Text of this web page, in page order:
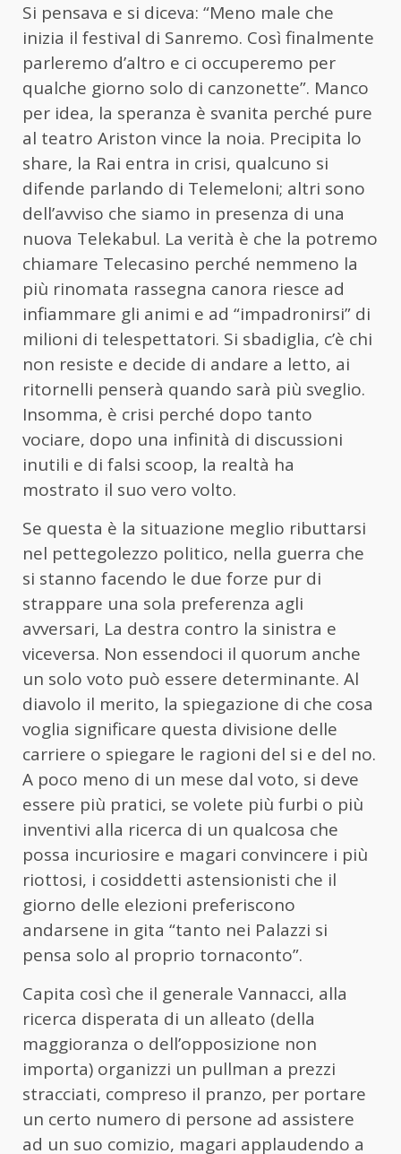
Si pensava e si diceva: “Meno male che
inizia il festival di Sanremo. Così finalmente
parleremo d’altro e ci occuperemo per
qualche giorno solo di canzonette”. Manco
per idea, la speranza è svanita perché pure
al teatro Ariston vince la noia. Precipita lo
share, la Rai entra in crisi, qualcuno si
difende parlando di Telemeloni; altri sono
dell’avviso che siamo in presenza di una
nuova Telekabul. La verità è che la potremo
chiamare Telecasino perché nemmeno la
più rinomata rassegna canora riesce ad
infiammare gli animi e ad “impadronirsi” di
milioni di telespettatori. Si sbadiglia, c’è chi
non resiste e decide di andare a letto, ai
ritornelli penserà quando sarà più sveglio.
Insomma, è crisi perché dopo tanto
vociare, dopo una infinità di discussioni
inutili e di falsi scoop, la realtà ha
mostrato il suo vero volto.
Se questa è la situazione meglio ributtarsi
nel pettegolezzo politico, nella guerra che
si stanno facendo le due forze pur di
strappare una sola preferenza agli
avversari, La destra contro la sinistra e
viceversa. Non essendoci il quorum anche
un solo voto può essere determinante. Al
diavolo il merito, la spiegazione di che cosa
voglia significare questa divisione delle
carriere o spiegare le ragioni del si e del no.
A poco meno di un mese dal voto, si deve
essere più pratici, se volete più furbi o più
inventivi alla ricerca di un qualcosa che
possa incuriosire e magari convincere i più
riottosi, i cosiddetti astensionisti che il
giorno delle elezioni preferiscono
andarsene in gita “tanto nei Palazzi si
pensa solo al proprio tornaconto”.
Capita così che il generale Vannacci, alla
ricerca disperata di un alleato (della
maggioranza o dell’opposizione non
importa) organizzi un pullman a prezzi
stracciati, compreso il pranzo, per portare
un certo numero di persone ad assistere
ad un suo comizio, magari applaudendo a